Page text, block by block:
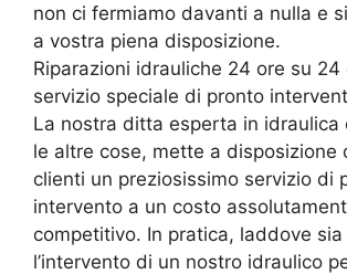
non ci fermiamo davanti a nulla e
a vostra piena disposizione.
Riparazioni idrauliche 24 ore su 24
servizio speciale di pronto
La nostra ditta esperta in idraulica
le altre cose, mette a disposizione
clienti un preziosissimo servizio di
intervento a un costo
competitivo. In pratica, laddove
l’intervento di un nostro idraulico